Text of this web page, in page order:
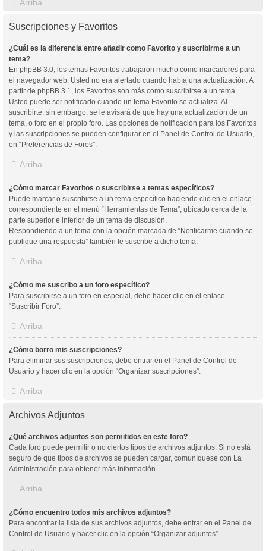
Arriba
Suscripciones y Favoritos
¿Cuál es la diferencia entre añadir como Favorito y suscribirme a un
tema?
En phpBB 3.0, los temas Favoritos trabajaron mucho como marcadores para
el navegador web. Usted no era alertado cuando había una actualización. A
partir de phpBB 3.1, los Favoritos son más como suscribirse a un tema.
Usted puede ser notificado cuando un tema Favorito se actualiza. Al
suscribirte, sin embargo, se le avisará de que hay una actualización de un
tema, o foro en el propio foro. Las opciones de notificación para los Favoritos
y las suscripciones se pueden configurar en el Panel de Control de Usuario,
en “Preferencias de Foros”.
Arriba
¿Cómo marcar Favoritos o suscribirse a temas específicos?
Puede marcar o suscribirse a un tema específico haciendo clic en el enlace
correspondiente en el menú “Herramientas de Tema”, ubicado cerca de la
parte superior e inferior de un tema de discusión.
Respondiendo a un tema con la opción marcada de “Notificarme cuando se
publique una respuesta” también le suscribe a dicho tema.
Arriba
¿Cómo me suscribo a un foro específico?
Para suscribirse a un foro en especial, debe hacer clic en el enlace
“Suscribir Foro”.
Arriba
¿Cómo borro mis suscripciones?
Para eliminar sus suscripciones, debe entrar en el Panel de Control de
Usuario y hacer clic en la opción “Organizar suscripciones”.
Arriba
Archivos Adjuntos
¿Qué archivos adjuntos son permitidos en este foro?
Cada foro puede permitir o no ciertos tipos de archivos adjuntos. Si no está
seguro de que tipos de archivos se pueden cargar, comuníquese con La
Administración para obtener más información.
Arriba
¿Cómo encuentro todos mis archivos adjuntos?
Para encontrar la lista de sus archivos adjuntos, debe entrar en el Panel de
Control de Usuario y hacer clic en la opción “Organizar adjuntos”.